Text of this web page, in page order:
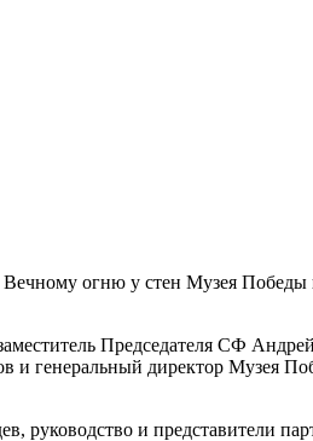
огню у стен Музея Победы
Председателя СФ
и генеральный директор Музея
руководство и представители